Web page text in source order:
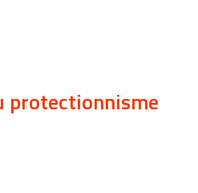
protectionnisme